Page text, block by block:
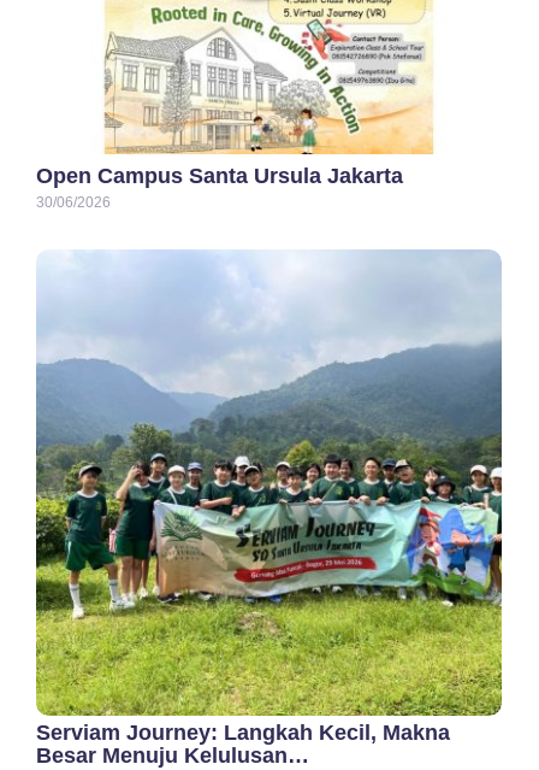
Open Campus Santa Ursula Jakarta
30/06/2026
Serviam Journey: Langkah Kecil, Makna
Besar Menuju Kelulusan…